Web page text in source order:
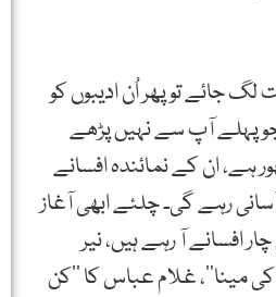
جائے تو پھر اُن ادیبوں کو
پہلے آپ سے نہیں پڑھے
ہے، ان کے نمائندہ افسانے
رہے گی۔ چلئے ابھی آغاز
افسانے آ رہے ہیں، نیر
مینا‘‘، غلام عباس کا ’’کن